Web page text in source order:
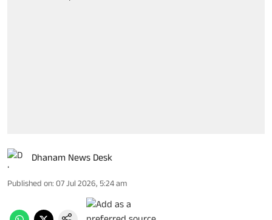
Dhanam News Desk
Published on: 07 Jul 2026, 5:24 am